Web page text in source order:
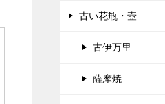
古い花瓶・壺
古伊万里
薩摩焼